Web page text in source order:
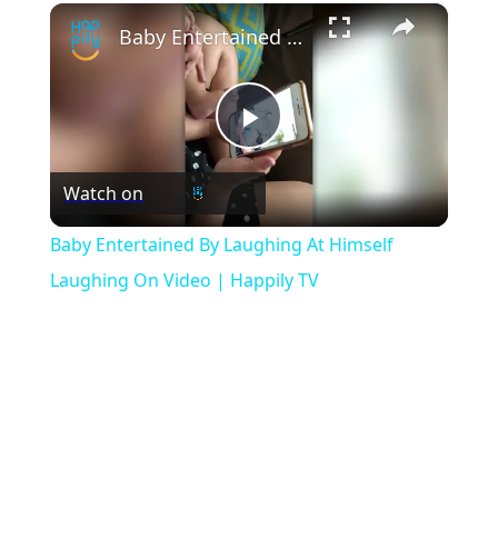
×
Play
Video
Baby Entertained By Laughing At Himself Laughing On Video | Happily TV
Watch on
Baby Entertained By Laughing At Himself
Laughing On Video | Happily TV